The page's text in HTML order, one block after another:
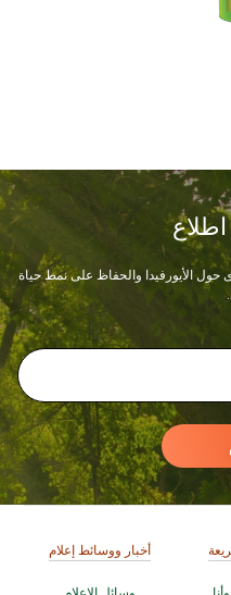
حول الأيورفيدا والحفاظ على نمط حياة
أخبار ووسائط إعلام